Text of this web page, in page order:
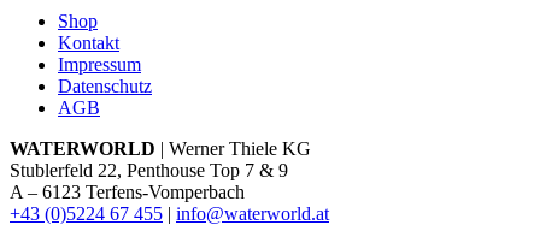
Shop
Kontakt
Impressum
Datenschutz
AGB
WATERWORLD | Werner Thiele KG
Stublerfeld 22, Penthouse Top 7 & 9
A – 6123 Terfens-Vomperbach
+43 (0)5224 67 455 | info@waterworld.at